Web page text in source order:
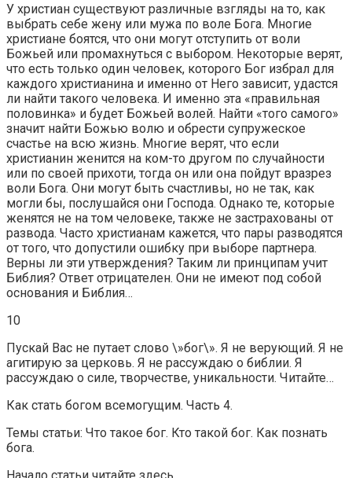
У христиан существуют различные взгляды на то, как
выбрать себе жену или мужа по воле Бога. Многие
христиане боятся, что они могут отступить от воли
Божьей или промахнуться с выбором. Некоторые верят,
что есть только один человек, которого Бог избрал для
каждого христианина и именно от Него зависит, удастся
ли найти такого человека. И именно эта «правильная
половинка» и будет Божьей волей. Найти «того самого»
значит найти Божью волю и обрести супружеское
счастье на всю жизнь. Многие верят, что если
христианин женится на ком-то другом по случайности
или по своей прихоти, тогда он или она пойдут вразрез
воли Бога. Они могут быть счастливы, но не так, как
могли бы, послушайся они Господа. Однако те, которые
женятся не на том человеке, также не застрахованы от
развода. Часто христианам кажется, что пары разводятся
от того, что допустили ошибку при выборе партнера.
Верны ли эти утверждения? Таким ли принципам учит
Библия? Ответ отрицателен. Они не имеют под собой
основания и Библия…
10
Пускай Вас не путает слово \»бог\». Я не верующий. Я не
агитирую за церковь. Я не рассуждаю о библии. Я
рассуждаю о силе, творчестве, уникальности. Читайте…
Как стать богом всемогущим. Часть 4.
Темы статьи: Что такое бог. Кто такой бог. Как познать
бога.